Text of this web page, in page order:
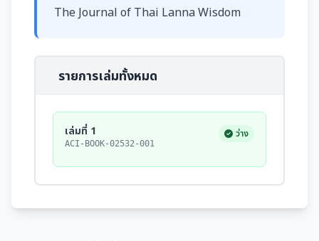
The Journal of Thai Lanna Wisdom
รายการเล่มทั้งหมด
เล่มที่ 1
ACI-BOOK-02532-001
ว่าง